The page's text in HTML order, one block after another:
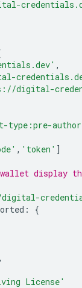
,
digital-
, 'token' ]
display
:
{
,
License'